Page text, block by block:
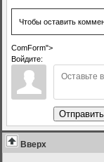
Чтобы оставить
ComForm">
Войдите:
Отправить
Вверх